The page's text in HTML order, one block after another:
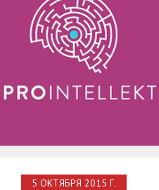
5 ОКТЯБРЯ 2015 Г.